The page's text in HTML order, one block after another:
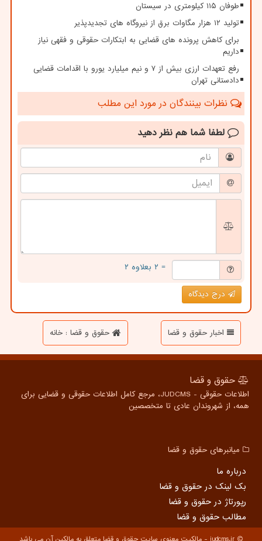
طوفان ۱۱۵ کیلومتری در سیستان
تولید ۱۲ هزار مگاوات برق از نیروگاه های تجدیدپذیر
برای کاهش پرونده های قضایی به ابتکارات حقوقی و فقهی نیاز
داریم
رفع تعهدات ارزی بیش از ۷ و نیم میلیارد یورو با اقدامات قضایی
دادستانی تهران
نظرات بینندگان در مورد این مطلب
لطفا شما هم نظر دهید
= ۲ بعلاوه ۲
درج دیدگاه
اخبار حقوق و قضا حقوق و قضا : خانه
حقوق و قضا
اطلاعات حقوقی - JUDCMS، مرجع کامل اطلاعات حقوقی و قضایی برای
همه، از شهروندان عادی تا متخصصین
میانبرهای حقوق و قضا
درباره ما
بک لینک در حقوق و قضا
رپورتاژ در حقوق و قضا
مطالب حقوق و قضا